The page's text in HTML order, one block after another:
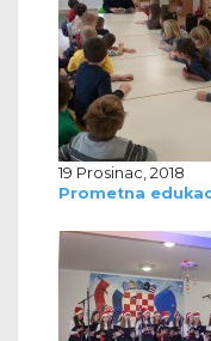
19 Prosinac, 2018
Prometna